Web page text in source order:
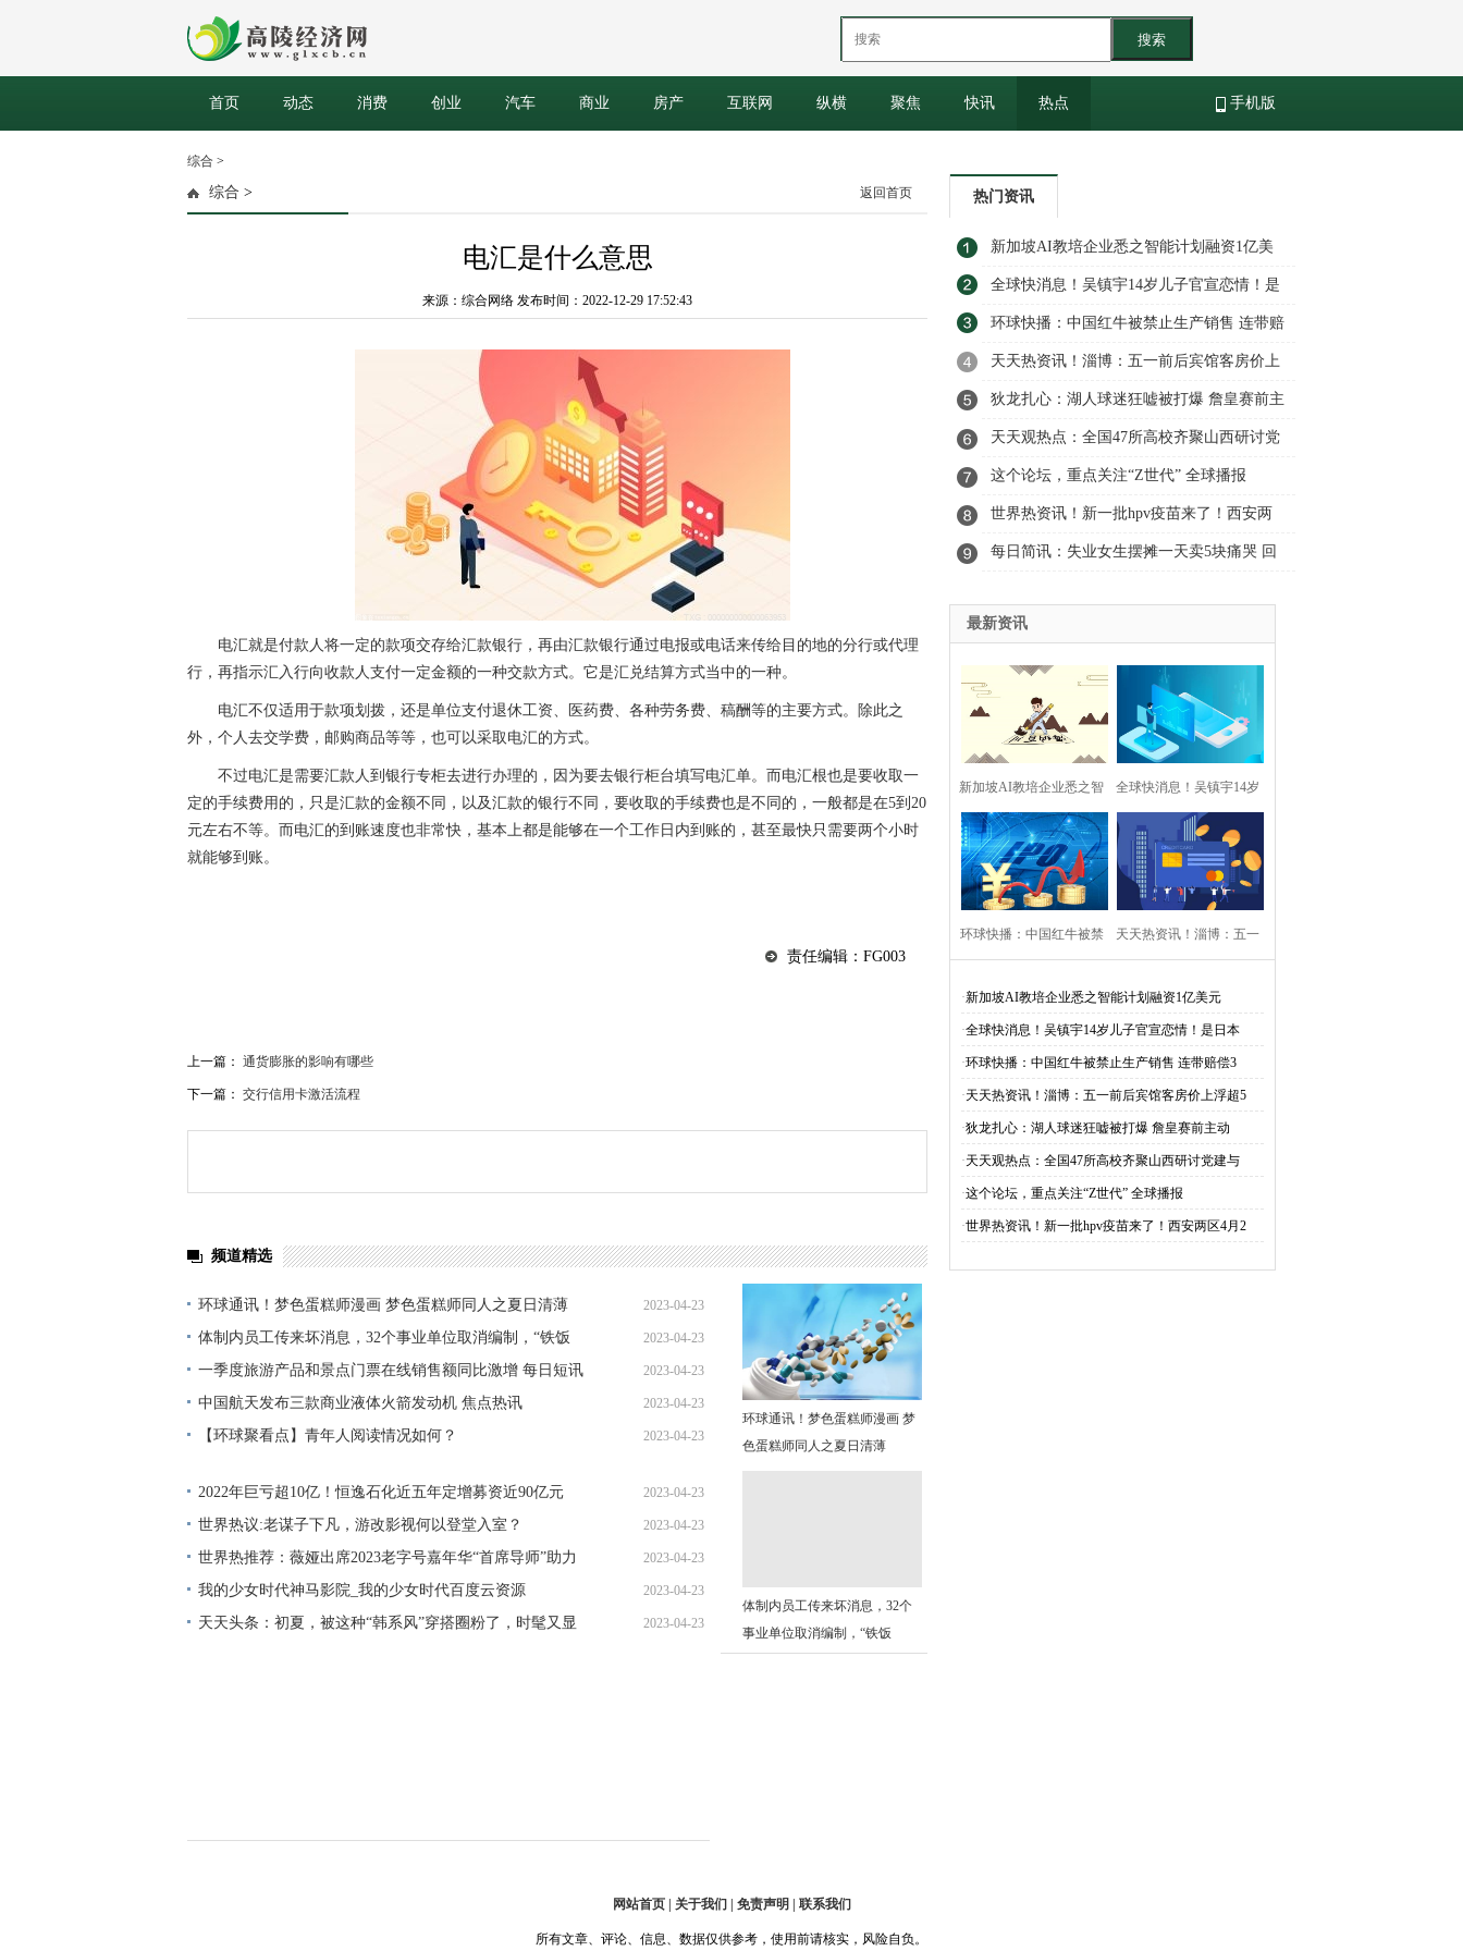
搜索
首页 动态 消费 创业 汽车 商业 房产 互联网 纵横 聚焦 快讯 热点 手机版
综合 >
综合 > 返回首页
电汇是什么意思
来源：综合网络 发布时间：2022-12-29 17:52:43
电汇就是付款人将一定的款项交存给汇款银行，再由汇款银行通过电报或电话来传给目的地的分行或代理
行，再指示汇入行向收款人支付一定金额的一种交款方式。它是汇兑结算方式当中的一种。
电汇不仅适用于款项划拨，还是单位支付退休工资、医药费、各种劳务费、稿酬等的主要方式。除此之
外，个人去交学费，邮购商品等等，也可以采取电汇的方式。
不过电汇是需要汇款人到银行专柜去进行办理的，因为要去银行柜台填写电汇单。而电汇根也是要收取一
定的手续费用的，只是汇款的金额不同，以及汇款的银行不同，要收取的手续费也是不同的，一般都是在5到20
元左右不等。而电汇的到账速度也非常快，基本上都是能够在一个工作日内到账的，甚至最快只需要两个小时
就能够到账。
责任编辑：FG003
上一篇： 通货膨胀的影响有哪些
下一篇： 交行信用卡激活流程
频道精选
环球通讯！梦色蛋糕师漫画 梦色蛋糕师同人之夏日清薄 2023-04-23
12:01:37
体制内员工传来坏消息，32个事业单位取消编制，“铁饭
碗”不铁了
2023-04-23
11:37:57
一季度旅游产品和景点门票在线销售额同比激增 每日短讯 2023-04-23
11:34:23
中国航天发布三款商业液体火箭发动机 焦点热讯 2023-04-23
11:45:46
【环球聚看点】青年人阅读情况如何？ 2023-04-23
2022年巨亏超10亿！恒逸石化近五年定增募资近90亿元 2023-04-23
11:40:49
世界热议:老谋子下凡，游改影视何以登堂入室？ 2023-04-23
11:18:54
世界热推荐：薇娅出席2023老字号嘉年华“首席导师”助力
老字号变身新国潮
2023-04-23
10:44:29
我的少女时代神马影院_我的少女时代百度云资源 2023-04-23
10:29:46
天天头条：初夏，被这种“韩系风”穿搭圈粉了，时髦又显
2023-04-23
环球通讯！梦色蛋糕师漫画 梦
色蛋糕师同人之夏日清薄
体制内员工传来坏消息，32个
事业单位取消编制，“铁饭
热门资讯
新加坡AI教培企业悉之智能计划融资1亿美
元
全球快消息！吴镇宇14岁儿子官宣恋情！是
日本一个女艺人，也是无数宅男的女神
环球快播：中国红牛被禁止生产销售 连带赔
偿3000万元
天天热资讯！淄博：五一前后宾馆客房价上
浮超50%的 予以查处
狄龙扎心：湖人球迷狂嘘被打爆 詹皇赛前主
动上前微笑交流曝光
天天观热点：全国47所高校齐聚山西研讨党
建与思想政治工作
这个论坛，重点关注“Z世代” 全球播报
世界热资讯！新一批hpv疫苗来了！西安两
区4月25日10时可预约
每日简讯：失业女生摆摊一天卖5块痛哭 回
最新资讯
新加坡AI教培企业悉之智
能计划融资1亿美元
全球快消息！吴镇宇14岁
儿子官宣恋情！是日本一
个女艺人，也是无数宅男
的女神
环球快播：中国红牛被禁
万元
天天热资讯！淄博：五一
50%的 予以查处
·新加坡AI教培企业悉之智能计划融资1亿美元
·全球快消息！吴镇宇14岁儿子官宣恋情！是日本
·环球快播：中国红牛被禁止生产销售 连带赔偿3
·天天热资讯！淄博：五一前后宾馆客房价上浮超5
·狄龙扎心：湖人球迷狂嘘被打爆 詹皇赛前主动
·天天观热点：全国47所高校齐聚山西研讨党建与
·这个论坛，重点关注“Z世代” 全球播报
·世界热资讯！新一批hpv疫苗来了！西安两区4月2
网站首页 | 关于我们 | 免责声明 | 联系我们
所有文章、评论、信息、数据仅供参考，使用前请核实，风险自负。